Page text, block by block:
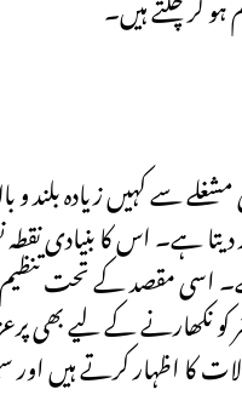
سے کہیں زیادہ بلند
دیتا ہے۔ اس کا
اسی مقصد کے تحت
نکھارنے کے لیے بھی
کا اظہار کرتے ہیں